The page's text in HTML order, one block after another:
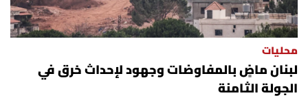
محليات
لبنان ماضٍ بالمفاوضات وجهود لإحداث خرق في
الجولة الثامنة